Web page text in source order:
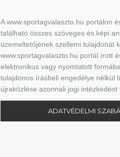
A www.sportagvalaszto.hu portálon
található összes szöveges és képi
üzemeltetőjének szellemi tulajdonát
www.sportagvalaszto.hu portál írott
elektronikus vagy nyomtatott
tulajdonos írásbeli engedélye nélkül
újraközlése azonnali jogi intézkedést
ADATVÉDELMI